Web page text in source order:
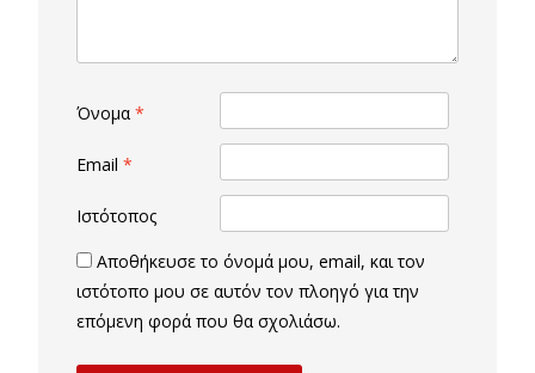
Όνομα *
Email *
Ιστότοπος
Αποθήκευσε το όνομά μου, email, και τον
ιστότοπο μου σε αυτόν τον πλοηγό για την
επόμενη φορά που θα σχολιάσω.